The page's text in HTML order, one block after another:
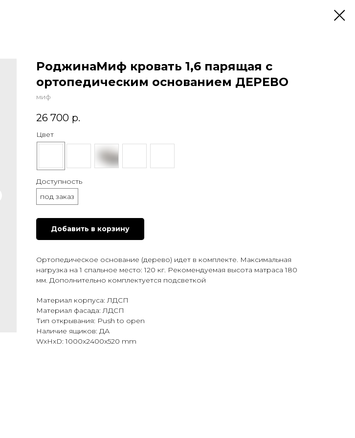
РоджинаМиф кровать 1,6 парящая с
ортопедическим основанием ДЕРЕВО
миф
26 700 р.
Цвет
Доступность
под заказ
Добавить в корзину
Ортопедическое основание (дерево) идет в комплекте. Максимальная
нагрузка на 1 спальное место: 120 кг. Рекомендуемая высота матраса 180
мм. Дополнительно комплектуется подсветкой
Материал корпуса: ЛДСП
Материал фасада: ЛДСП
Тип открывания: Push to open
Наличие ящиков: ДА
WxHxD: 1000x2400x520 mm